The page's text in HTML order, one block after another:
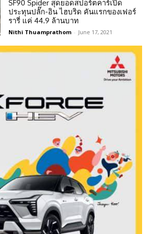
SF90 Spider สุดยอดสปอร์ตคาร์เปิด
ประทุนปลั๊ก-อิน ไฮบริด คันแรกของเฟอร์
รารี่ แค่ 44.9 ล้านบาท
Nithi Thuamprathom - June 17, 2021